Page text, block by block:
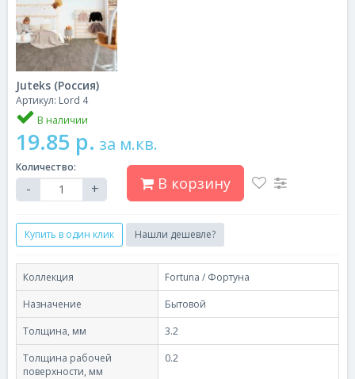
Juteks (Россия)
Артикул: Lord 4
В наличии
19.85 р. за м.кв.
Количество:
- + В корзину
Купить в один клик Нашли дешевле?
Коллекция
Fortuna / Фортуна
Назначение
Бытовой
Толщина, мм
3.2
Толщина рабочей
поверхности, мм
0.2